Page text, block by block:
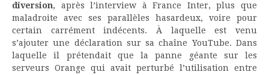
diversion, après l’interview à France Inter, plus que
maladroite avec ses parallèles hasardeux, voire pour
certain carrément indécents. À laquelle est venu
s’ajouter une déclaration sur sa chaîne YouTube. Dans
laquelle il prétendait que la panne géante sur les
serveurs Orange qui avait perturbé l’utilisation entre